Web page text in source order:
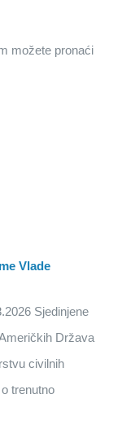
možete pronaći
Vlade
Sjedinjene
Država
civilnih
trenutno